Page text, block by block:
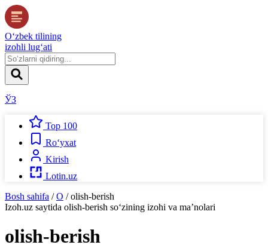
O‘zbek tilining
izohli lug‘ati
ЎЗ
Top 100
Ro‘yxat
Kirish
Lotin.uz
Bosh sahifa / O / olish-berish
Izoh.uz saytida olish-berish so‘zining izohi va ma’nolari
olish-berish